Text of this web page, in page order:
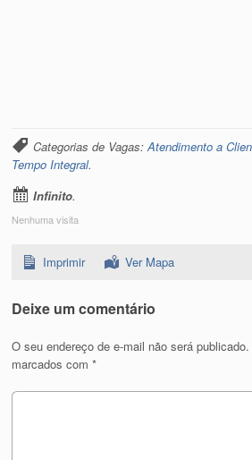
Categorias de Vagas:Atendimento a
Tempo Integral.
Infinito.
Nenhuma visita
Imprimir Ver Mapa
Deixe um comentário
O seu endereço de e-mail não será publicado.
marcados com*